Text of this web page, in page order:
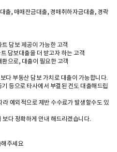
출, 매매잔금대출, 경매취하자금대출, 경락
담보 제공이 가능한 고객
담보대출을 더 받고자 하는 고객
으로, 대출이 필요한 고객
다 부동산 담보 가치로 대출이 가능합니다.
등으로 타사에서 부결된 건도 대출해드립
예외적으로 제반 수수료가 발생할수도 있
정확하게 안내 해드리겠습니다.
주세요